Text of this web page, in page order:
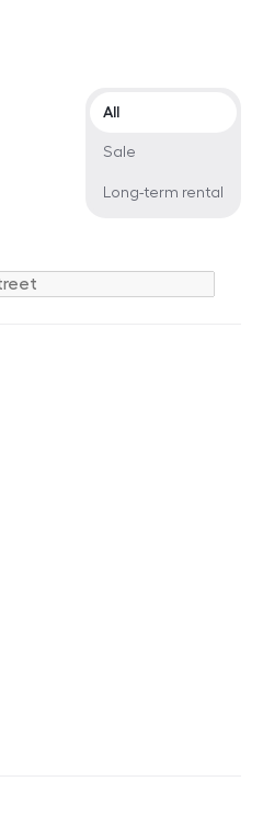
Offer type
All
Sale
Long-term rental